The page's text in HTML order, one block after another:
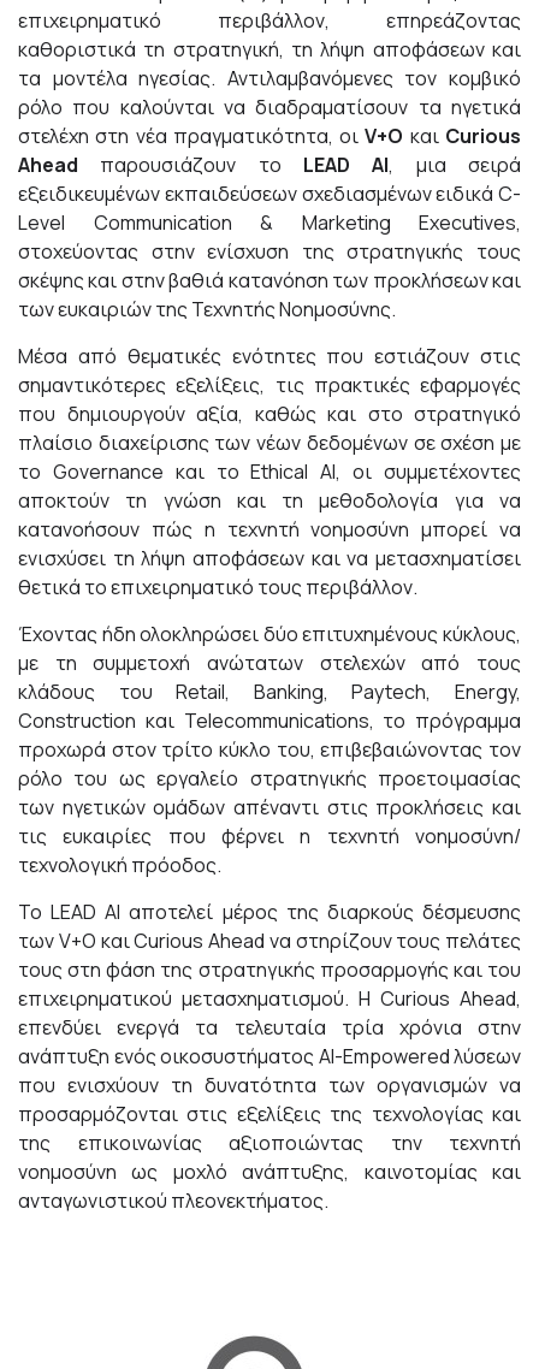
επιχειρηματικό περιβάλλον, επηρεάζοντας
καθοριστικά τη στρατηγική, τη λήψη αποφάσεων και
τα μοντέλα ηγεσίας. Αντιλαμβανόμενες τον κομβικό
ρόλο που καλούνται να διαδραματίσουν τα ηγετικά
στελέχη στη νέα πραγματικότητα, οιV+O και Curious
Ahead παρουσιάζουν το LEAD AI, μια σειρά
εξειδικευμένων εκπαιδεύσεων σχεδιασμένων ειδικά C-
Level Communication & Marketing Executives,
στοχεύοντας στην ενίσχυση της στρατηγικής τους
σκέψης και στην βαθιά κατανόηση των προκλήσεων και
των ευκαιριών της Τεχνητής Νοημοσύνης.
Μέσα από θεματικές ενότητες που εστιάζουν στις
σημαντικότερες εξελίξεις, τις πρακτικές εφαρμογές
που δημιουργούν αξία, καθώς και στο στρατηγικό
πλαίσιο διαχείρισης των νέων δεδομένων σε σχέση με
το Governance και το Ethical AI, οι συμμετέχοντες
αποκτούν τη γνώση και τη μεθοδολογία για να
κατανοήσουν πώς η τεχνητή νοημοσύνη μπορεί να
ενισχύσει τη λήψη αποφάσεων και να μετασχηματίσει
θετικά το επιχειρηματικό τους περιβάλλον.
Έχοντας ήδη ολοκληρώσει δύο επιτυχημένους κύκλους,
με τη συμμετοχή ανώτατων στελεχών από τους
κλάδους του Retail, Banking, Paytech, Energy,
Construction και Telecommunications, το πρόγραμμα
προχωρά στον τρίτο κύκλο του, επιβεβαιώνοντας τον
ρόλο του ως εργαλείο στρατηγικής προετοιμασίας
των ηγετικών ομάδων απέναντι στις προκλήσεις και
τις ευκαιρίες που φέρνει η τεχνητή νοημοσύνη/
τεχνολογική πρόοδος.
Το LEAD AI αποτελεί μέρος της διαρκούς δέσμευσης
των V+O και Curious Ahead να στηρίζουν τους πελάτες
τους στη φάση της στρατηγικής προσαρμογής και του
επιχειρηματικού μετασχηματισμού. Η Curious Ahead,
επενδύει ενεργά τα τελευταία τρία χρόνια στην
ανάπτυξη ενός οικοσυστήματος ΑΙ-Empowered λύσεων
που ενισχύουν τη δυνατότητα των οργανισμών να
προσαρμόζονται στις εξελίξεις της τεχνολογίας και
της επικοινωνίας αξιοποιώντας την τεχνητή
νοημοσύνη ως μοχλό ανάπτυξης, καινοτομίας και
ανταγωνιστικού πλεονεκτήματος.